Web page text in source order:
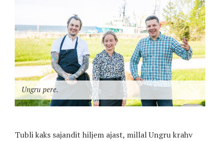
Ungru pere.
Tubli kaks sajandit hiljem ajast, millal Ungru krahv